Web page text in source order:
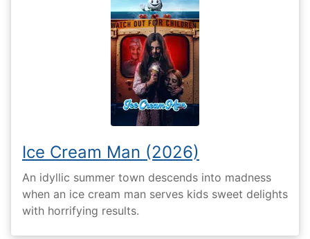
Ice Cream Man (2026)
An idyllic summer town descends into madness
when an ice cream man serves kids sweet delights
with horrifying results.